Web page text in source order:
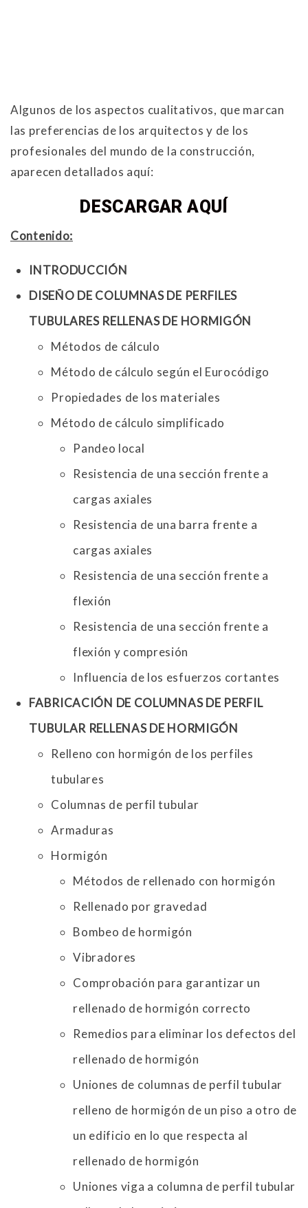
Algunos de los aspectos cualitativos, que marcan
las preferencias de los arquitectos y de los
profesionales del mundo de la construcción,
aparecen detallados aquí:
DESCARGAR AQUÍ
Contenido:
INTRODUCCIÓN
DISEÑO DE COLUMNAS DE PERFILES
TUBULARES RELLENAS DE HORMIGÓN
Métodos de cálculo
Método de cálculo según el Eurocódigo
Propiedades de los materiales
Método de cálculo simplificado
Pandeo local
Resistencia de una sección frente a
cargas axiales
Resistencia de una barra frente a
cargas axiales
Resistencia de una sección frente a
flexión
Resistencia de una sección frente a
flexión y compresión
Influencia de los esfuerzos cortantes
FABRICACIÓN DE COLUMNAS DE PERFIL
TUBULAR RELLENAS DE HORMIGÓN
Relleno con hormigón de los perfiles
tubulares
Columnas de perfil tubular
Armaduras
Hormigón
Métodos de rellenado con hormigón
Rellenado por gravedad
Bombeo de hormigón
Vibradores
Comprobación para garantizar un
rellenado de hormigón correcto
Remedios para eliminar los defectos del
rellenado de hormigón
Uniones de columnas de perfil tubular
relleno de hormigón de un piso a otro de
un edificio en lo que respecta al
rellenado de hormigón
Uniones viga a columna de perfil tubular